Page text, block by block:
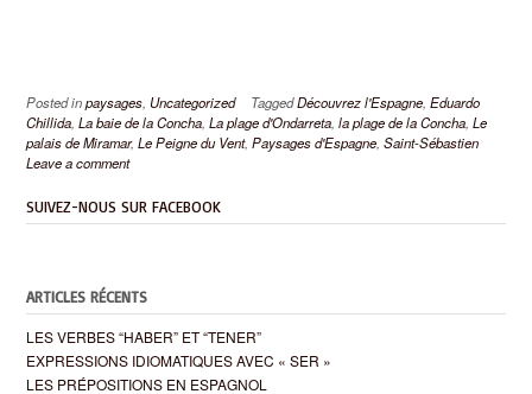
Posted inpaysages, Uncategorized TaggedDécouvrez l'Espagne, Eduardo
Chillida, La baie de la Concha, La plage d'Ondarreta, la plage de la Concha, Le
palais de Miramar, Le Peigne du Vent, Paysages d'Espagne, Saint-Sébastien
Leave a comment
SUIVEZ-NOUS SUR FACEBOOK
ARTICLES RÉCENTS
LES VERBES “HABER” ET “TENER”
EXPRESSIONS IDIOMATIQUES AVEC « SER »
LES PRÉPOSITIONS EN ESPAGNOL